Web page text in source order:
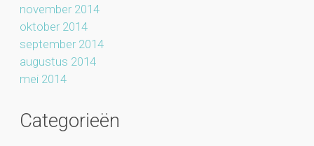
november 2014
oktober 2014
september 2014
augustus 2014
mei 2014
Categorieën